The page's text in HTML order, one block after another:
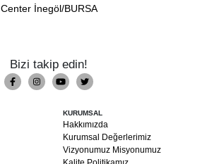
Center İnegöl/BURSA
Bizi takip edin!
KURUMSAL
Hakkımızda
Kurumsal Değerlerimiz
Vizyonumuz Misyonumuz